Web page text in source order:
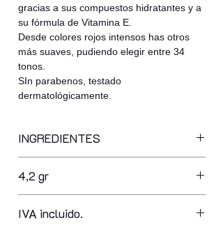
gracias a sus compuestos hidratantes y a
su fórmula de Vitamina E.
Desde colores rojos intensos has otros
más suaves, pudiendo elegir entre 34
tonos.
SIn parabenos, testado
dermatológicamente.
INGREDIENTES
isononanoate, ethylhexyl palmitate,
ozokerite, synthetic wax,
hdi/trimethylol hexyllactone
4,2 gr
IVA incluido.